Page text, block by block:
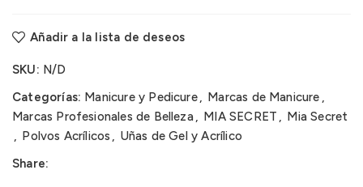
Añadir a la lista de deseos
SKU: N/D
Categorías: Manicure y Pedicure, Marcas de Manicure ,
Marcas Profesionales de Belleza, MIA SECRET , Mia Secret
, Polvos Acrílicos , Uñas de Gel y Acrílico
Share: